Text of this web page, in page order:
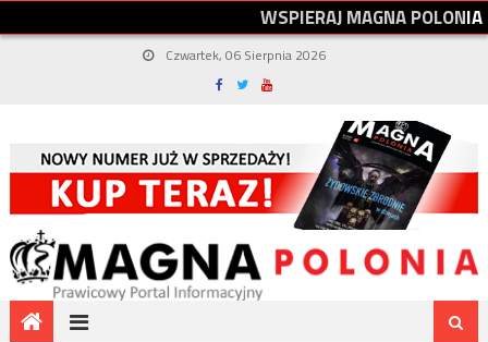
WSPIERAJMAGNAPOLONIA
Czwartek, 06 Sierpnia 2026